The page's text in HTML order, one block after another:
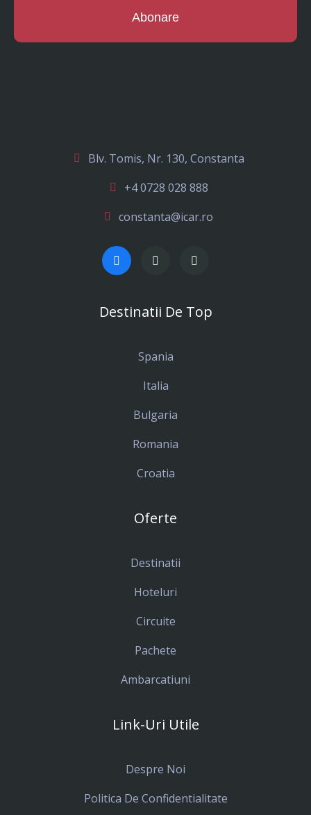
Abonare
Blv. Tomis, Nr. 130, Constanta
+4 0728 028 888
constanta@icar.ro
Destinatii De Top
Spania
Italia
Bulgaria
Romania
Croatia
Oferte
Destinatii
Hoteluri
Circuite
Pachete
Ambarcatiuni
Link-Uri Utile
Despre Noi
Politica De Confidentialitate